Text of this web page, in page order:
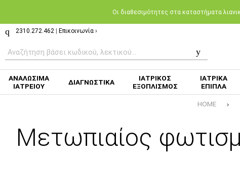
Oι διαθεσιμότητες στα καταστήματα
2310.272.462 Επικοινωνία ›
ΑΝΑΛΩΣΙΜΑ
ΙΑΤΡΕΙΟΥ
ΔΙΑΓΝΩΣΤΙΚΑ
ΙΑΤΡΙΚΟΣ
ΕΞΟΠΛΙΣΜΟΣ
ΙΑΤΡΙΚΑ
ΕΠΙΠΛΑ
HOME
Μετωπιαίος